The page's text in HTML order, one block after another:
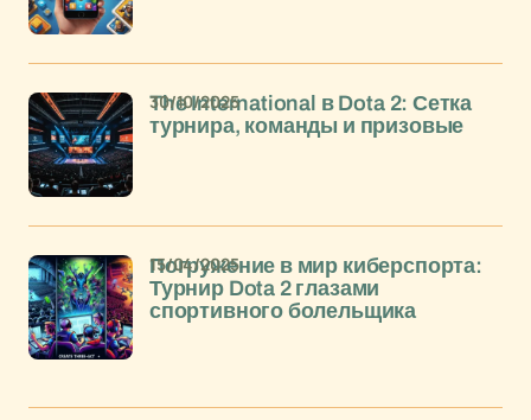
The International в Dota 2: Сетка
турнира, команды и призовые
30/10/2025
Погружение в мир киберспорта:
Турнир Dota 2 глазами
спортивного болельщика
15/04/2025